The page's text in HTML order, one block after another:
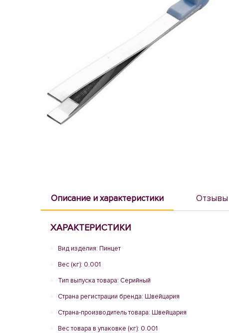
Описание и характеристики Отзывы
ХАРАКТЕРИСТИКИ
Вид изделия: Пинцет
Вес (кг): 0.001
Тип выпуска товара: Серийный
Страна регистрации бренда: Швейцария
Страна-производитель товара: Швейцария
Вес товара в упаковке (кг): 0.001